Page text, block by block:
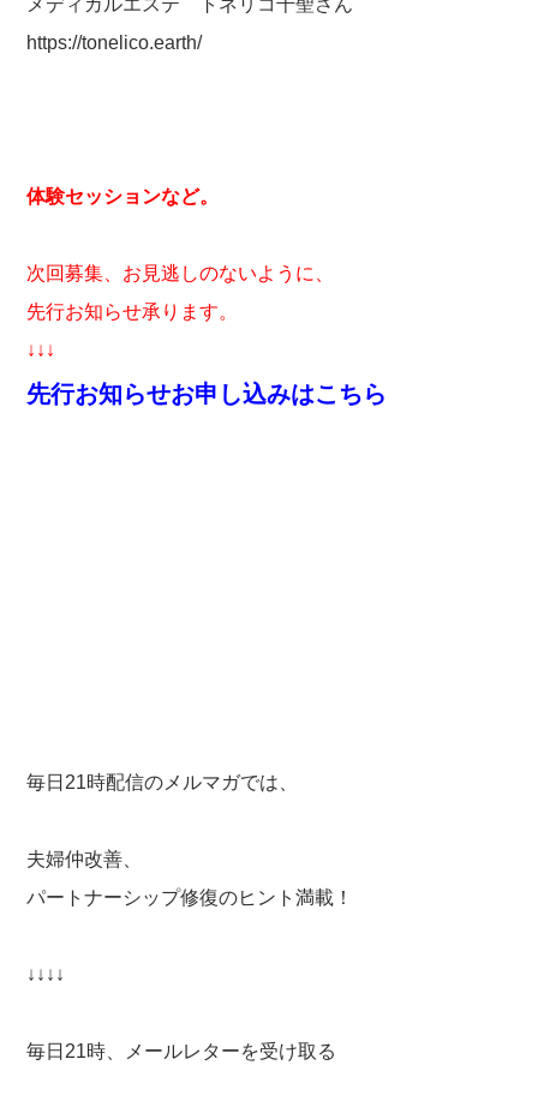
メディカルエステ トネリコ千聖さん
https://tonelico.earth/
体験セッションなど。
次回募集、お見逃しのないように、
先行お知らせ承ります。
↓↓↓
先行お知らせお申し込みはこちら
毎日21時配信のメルマガでは、
夫婦仲改善、
パートナーシップ修復のヒント満載！
↓↓↓↓
毎日21時、メールレターを受け取る